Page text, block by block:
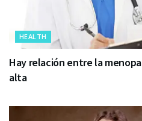
HEALTH
Hay relación entre la
alta